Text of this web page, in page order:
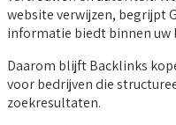
website verwijzen, begrijpt
informatie biedt binnen uw
Daarom blijft Backlinks
voor bedrijven die
zoekresultaten.